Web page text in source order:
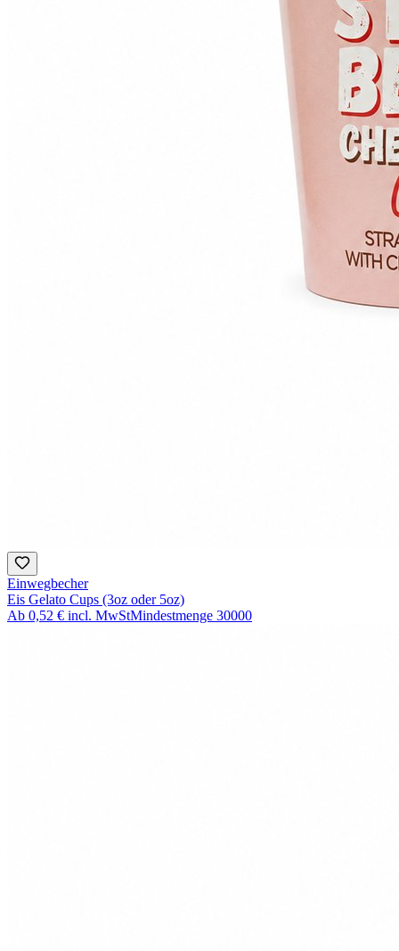
Einwegbecher
Eis Gelato Cups (3oz oder 5oz)
Ab 0,52 € incl. MwStMindestmenge 30000